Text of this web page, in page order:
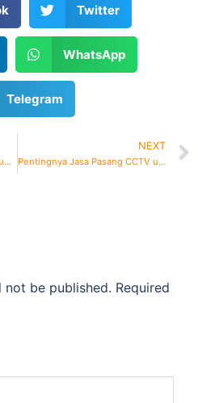
Twitter
WhatsApp
Telegram
Pentingnya Pasang CCTV Di Rumah Untuk Keamanan Keluarga Anda
NEXT
Pentingnya Jasa Pasang CCTV untuk Keamanan Properti
not be published. Required